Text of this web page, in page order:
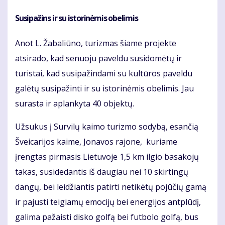
Susipažins ir su istorinėmis obelimis
Anot L. Žabaliūno, turizmas šiame projekte
atsirado, kad senuoju paveldu susidomėtų ir
turistai, kad susipažindami su kultūros paveldu
galėtų susipažinti ir su istorinėmis obelimis. Jau
surasta ir aplankyta 40 objektų.
Užsukus į Survilų kaimo turizmo sodybą, esančią
Šveicarijos kaime, Jonavos rajone, kuriame
įrengtas pirmasis Lietuvoje 1,5 km ilgio basakojų
takas, susidedantis iš daugiau nei 10 skirtingų
dangų, bei leidžiantis patirti netikėtų pojūčių gamą
ir pajusti teigiamų emocijų bei energijos antplūdį,
galima pažaisti disko golfą bei futbolo golfą, bus